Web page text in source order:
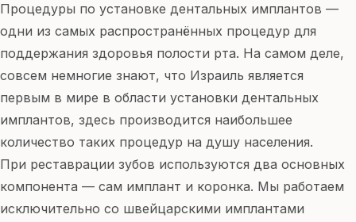
Процедуры по установке дентальных имплантов —
одни из самых распространённых процедур для
поддержания здоровья полости рта. На самом деле,
совсем немногие знают, что Израиль является
первым в мире в области установки дентальных
имплантов, здесь производится наибольшее
количество таких процедур на душу населения.
При реставрации зубов используются два основных
компонента — сам имплант и коронка. Мы работаем
исключительно со швейцарскими имплантами